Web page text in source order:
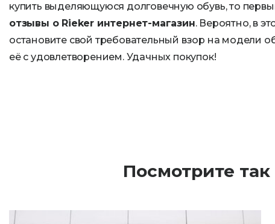
купить выделяющуюся долговечную обувь, то
отзывы о Rieker интернет-магазин. Вероятно, в
остановите свой требовательный взор на модели
её с удовлетворением. Удачных покупок!
Посмотрите